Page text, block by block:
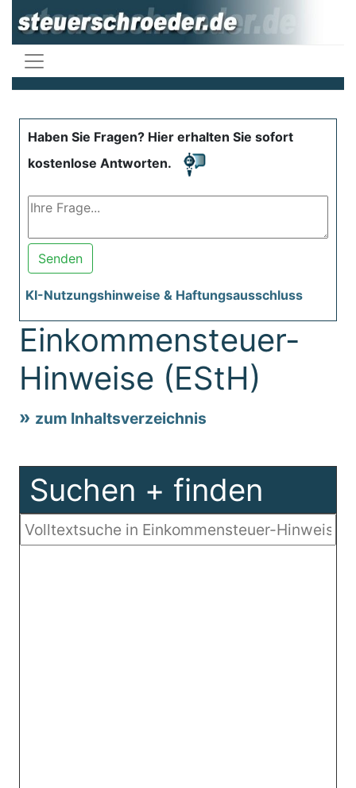
Haben Sie Fragen? Hier erhalten Sie sofort
kostenlose Antworten.
Senden
KI-Nutzungshinweise & Haftungsausschluss
Einkommensteuer-
Hinweise (EStH)
zum Inhaltsverzeichnis
Suchen + finden